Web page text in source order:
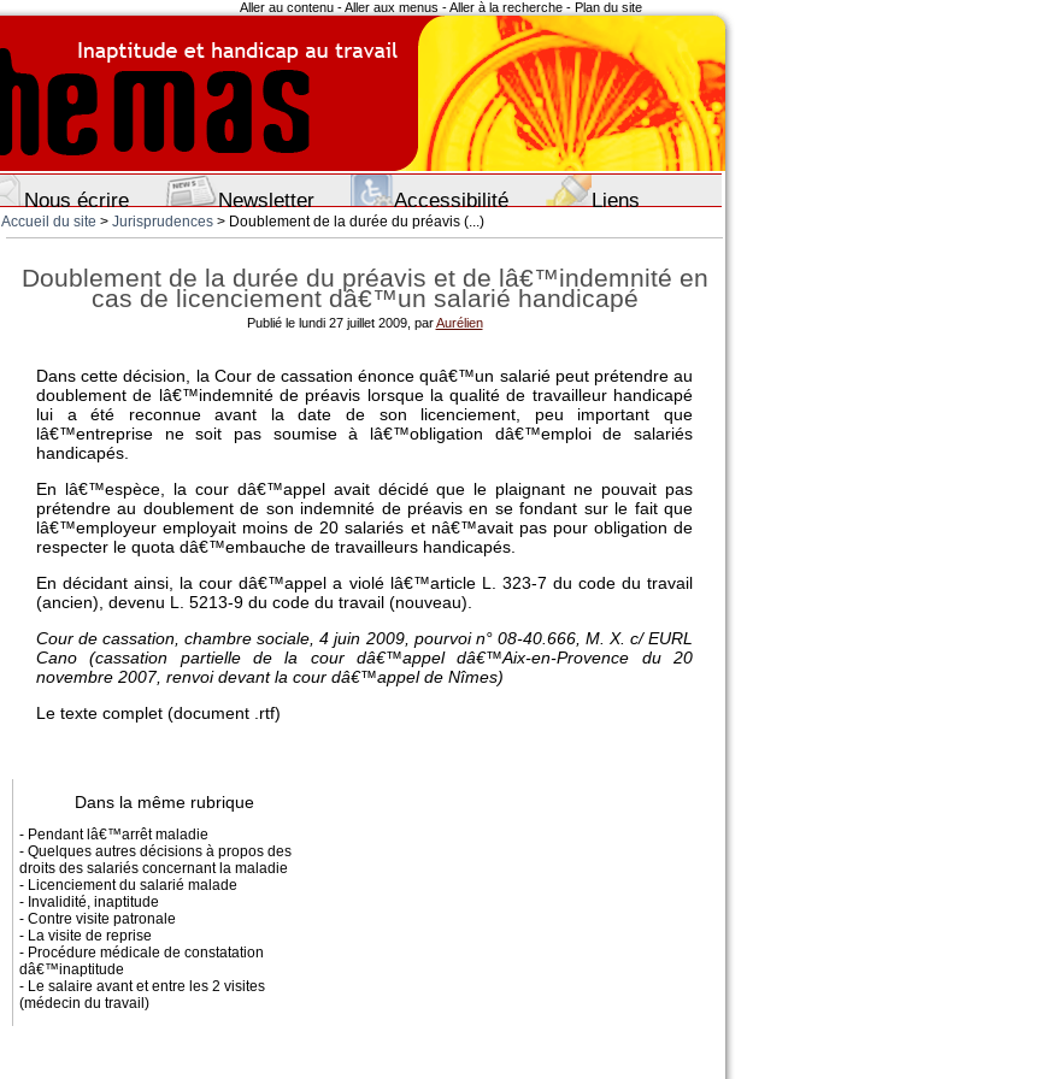
Aller au contenu -Aller aux menus -Aller à la recherche - Plan du site
Nous écrire Newsletter Accessibilité Liens
Accueil du site > Jurisprudences > Doublement de la durée du préavis (...)
Doublement de la durée du préavis et de lâ€™indemnité en
cas de licenciement dâ€™un salarié handicapé
Publié le lundi 27 juillet 2009, parAurélien
Dans cette décision, la Cour de cassation énonce quâ€™un salarié peut prétendre au
doublement de lâ€™indemnité de préavis lorsque la qualité de travailleur handicapé
lui a été reconnue avant la date de son licenciement, peu important que
lâ€™entreprise ne soit pas soumise à lâ€™obligation dâ€™emploi de salariés
handicapés.
En lâ€™espèce, la cour dâ€™appel avait décidé que le plaignant ne pouvait pas
prétendre au doublement de son indemnité de préavis en se fondant sur le fait que
lâ€™employeur employait moins de 20 salariés et nâ€™avait pas pour obligation de
respecter le quota dâ€™embauche de travailleurs handicapés.
En décidant ainsi, la cour dâ€™appel a violé lâ€™article L. 323-7 du code du travail
(ancien), devenu L. 5213-9 du code du travail (nouveau).
Cour de cassation, chambre sociale, 4 juin 2009, pourvoi n° 08-40.666, M. X. c/ EURL
Cano (cassation partielle de la cour dâ€™appel dâ€™Aix-en-Provence du 20
novembre 2007, renvoi devant la cour dâ€™appel de Nîmes)
Le texte complet (document .rtf)
Dans la même rubrique
- Pendant lâ€™arrêt maladie
- Quelques autres décisions à propos des
droits des salariés concernant la maladie
- Licenciement du salarié malade
- Invalidité, inaptitude
- Contre visite patronale
- La visite de reprise
- Procédure médicale de constatation
dâ€™inaptitude
- Le salaire avant et entre les 2 visites
(médecin du travail)